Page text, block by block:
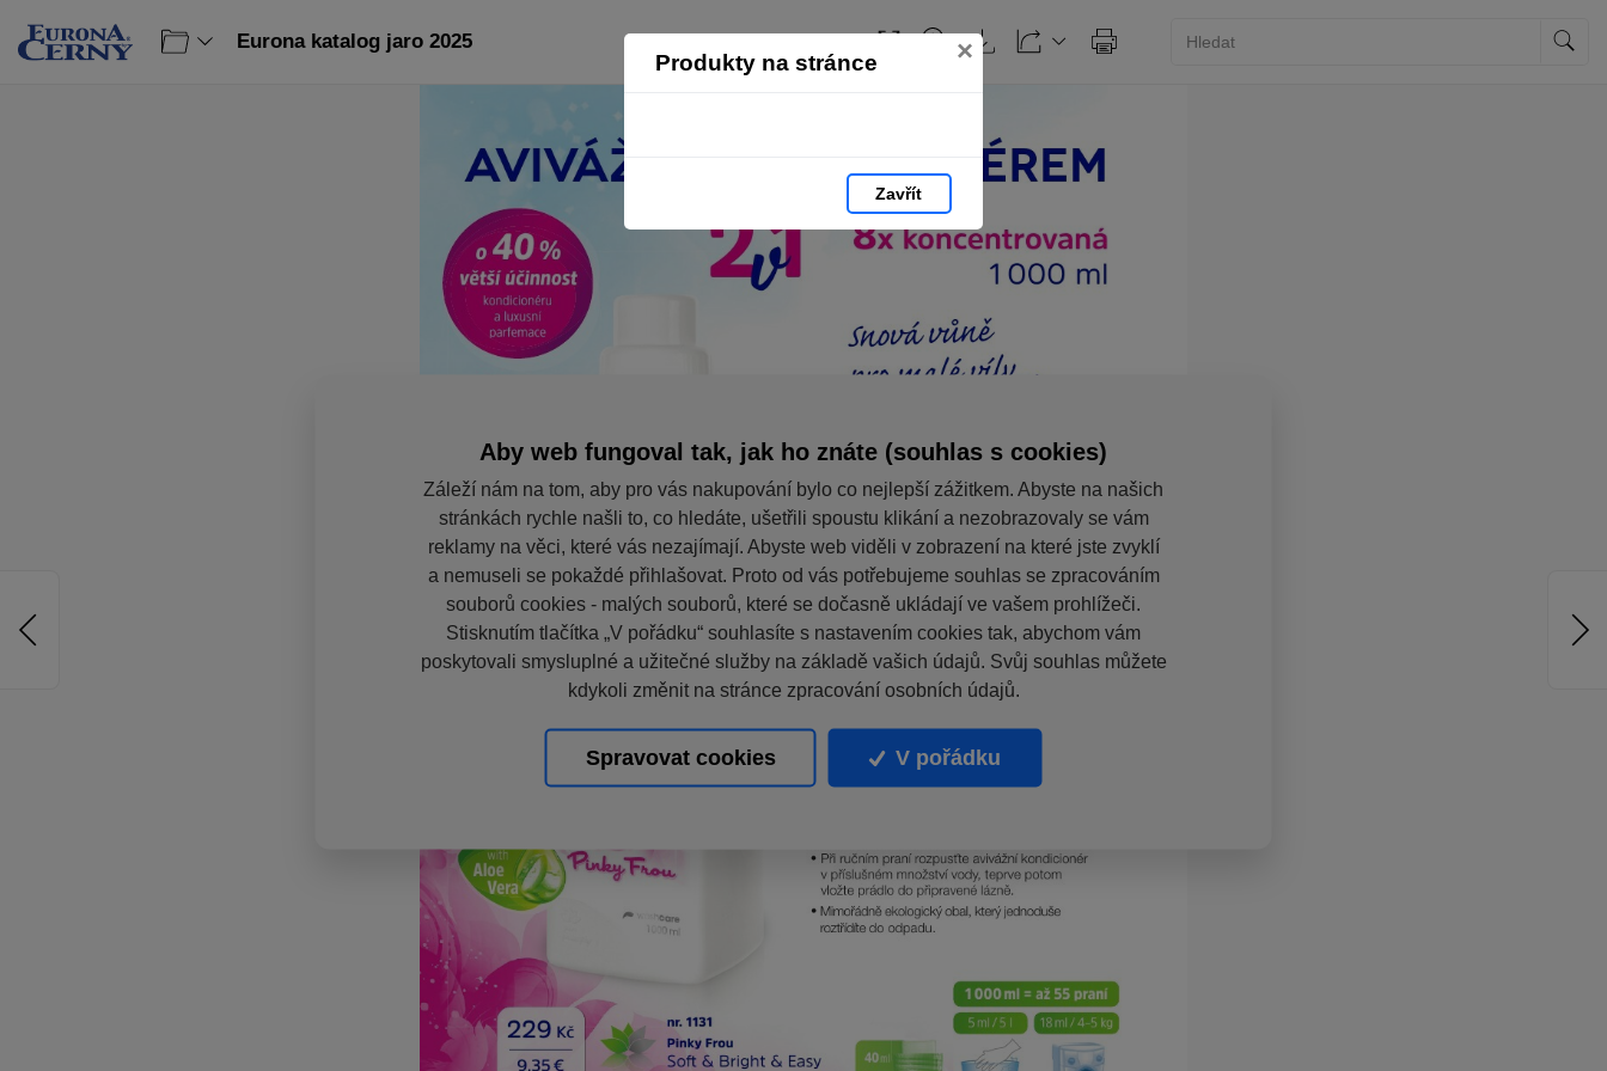
Produkty na stránce ×
Zavřít
Eurona katalog jaro 2025
Aby web fungoval tak, jak ho znáte (souhlas s cookies)
Záleží nám na tom, aby pro vás nakupování bylo co nejlepší zážitkem. Abyste na našich
stránkách rychle našli to, co hledáte, ušetřili spoustu klikání a nezobrazovaly se vám
reklamy na věci, které vás nezajímají. Abyste web viděli v zobrazení na které jste zvyklí
a nemuseli se pokaždé přihlašovat. Proto od vás potřebujeme souhlas se zpracováním
souborů cookies - malých souborů, které se dočasně ukládají ve vašem prohlížeči.
Stisknutím tlačítka „V pořádku“ souhlasíte s nastavením cookies tak, abychom vám
poskytovali smysluplné a užitečné služby na základě vašich údajů. Svůj souhlas můžete
kdykoli změnit na stránce zpracování osobních údajů.
Spravovat cookies V pořádku